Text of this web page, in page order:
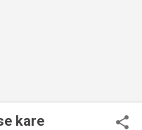
kare